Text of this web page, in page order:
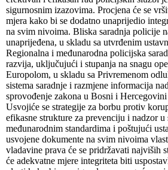
sigurnosnim izazovima. Procjena će se
mjera kako bi se dodatno unaprijedio
na svim nivoima. Bliska saradnja policije
unaprijeđena, u skladu sa utvrđenim
Regionalna i međunarodna policijska
razvija, uključujući i stupanja na snagu
Europolom, u skladu sa Privremenom
sistema saradnje i razmjene informacija
sprovođenje zakona u Bosni i
Usvojiće se strategije za borbu protiv
efikasne strukture za prevenciju i nadzor
međunarodnim standardima i poštujući
usvojene dokumente na svim nivoima
vladavine prava će se pridržavati najviših
će adekvatne mjere integriteta biti